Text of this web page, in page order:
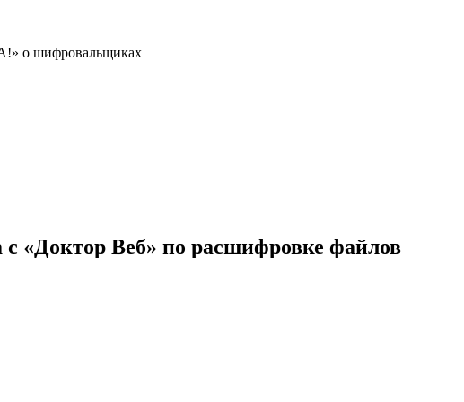
о шифровальщиках
с «Доктор Веб» по расшифровке файлов